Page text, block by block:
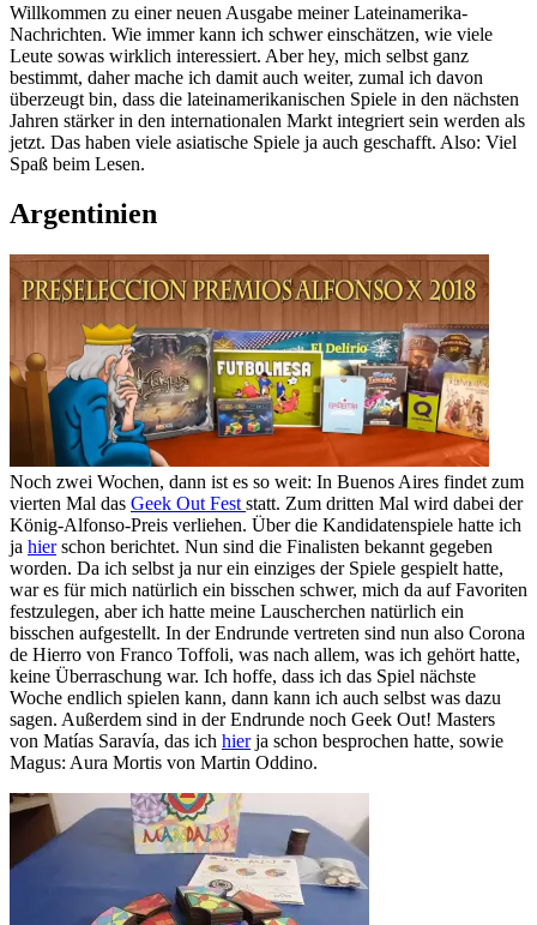
Willkommen zu einer neuen Ausgabe meiner Lateinamerika-
Nachrichten. Wie immer kann ich schwer einschätzen, wie viele
Leute sowas wirklich interessiert. Aber hey, mich selbst ganz
bestimmt, daher mache ich damit auch weiter, zumal ich davon
überzeugt bin, dass die lateinamerikanischen Spiele in den nächsten
Jahren stärker in den internationalen Markt integriert sein werden als
jetzt. Das haben viele asiatische Spiele ja auch geschafft. Also: Viel
Spaß beim Lesen.
Argentinien
Noch zwei Wochen, dann ist es so weit: In Buenos Aires findet zum
vierten Mal das Geek Out Fest statt. Zum dritten Mal wird dabei der
König-Alfonso-Preis verliehen. Über die Kandidatenspiele hatte ich
ja hierschon berichtet. Nun sind die Finalisten bekannt gegeben
worden. Da ich selbst ja nur ein einziges der Spiele gespielt hatte,
war es für mich natürlich ein bisschen schwer, mich da auf Favoriten
festzulegen, aber ich hatte meine Lauscherchen natürlich ein
bisschen aufgestellt. In der Endrunde vertreten sind nun also Corona
de Hierro von Franco Toffoli, was nach allem, was ich gehört hatte,
keine Überraschung war. Ich hoffe, dass ich das Spiel nächste
Woche endlich spielen kann, dann kann ich auch selbst was dazu
sagen. Außerdem sind in der Endrunde noch Geek Out! Masters
von Matías Saravía, das ich hierja schon besprochen hatte, sowie
Magus: Aura Mortis von Martin Oddino.